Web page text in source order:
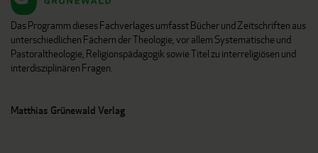
Das Programm dieses Fachverlages umfasst Bücher und Zeitschriften aus
unterschiedlichen Fächern der Theologie, vor allem Systematische und
Pastoraltheologie, Religionspädagogik sowie Titel zu interreligiösen und
interdisziplinären Fragen.
Matthias Grünewald Verlag